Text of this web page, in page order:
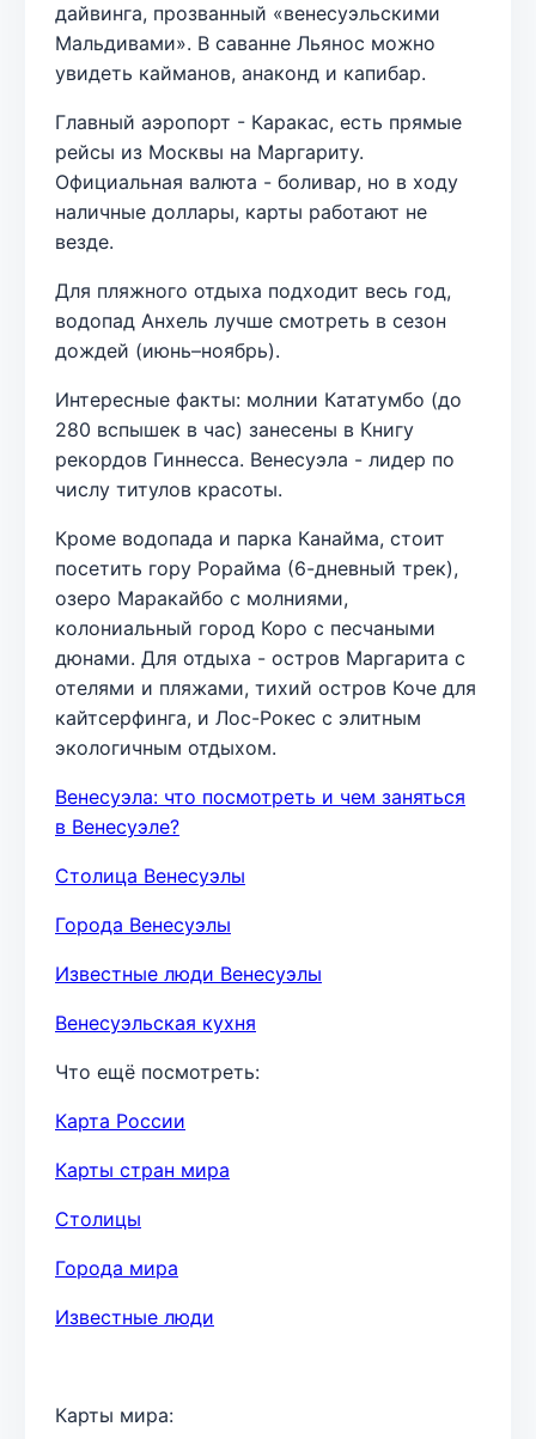
дайвинга, прозванный «венесуэльскими
Мальдивами». В саванне Льянос можно
увидеть кайманов, анаконд и капибар.
Главный аэропорт - Каракас, есть прямые
рейсы из Москвы на Маргариту.
Официальная валюта - боливар, но в ходу
наличные доллары, карты работают не
везде.
Для пляжного отдыха подходит весь год,
водопад Анхель лучше смотреть в сезон
дождей (июнь–ноябрь).
Интересные факты: молнии Кататумбо (до
280 вспышек в час) занесены в Книгу
рекордов Гиннесса. Венесуэла - лидер по
числу титулов красоты.
Кроме водопада и парка Канайма, стоит
посетить гору Рорайма (6-дневный трек),
озеро Маракайбо с молниями,
колониальный город Коро с песчаными
дюнами. Для отдыха - остров Маргарита с
отелями и пляжами, тихий остров Коче для
кайтсерфинга, и Лос-Рокес с элитным
экологичным отдыхом.
Венесуэла: что посмотреть и чем заняться
в Венесуэле?
Столица Венесуэлы
Города Венесуэлы
Известные люди Венесуэлы
Венесуэльская кухня
Что ещё посмотреть:
Карта России
Карты стран мира
Столицы
Города мира
Известные люди
Карты мира: